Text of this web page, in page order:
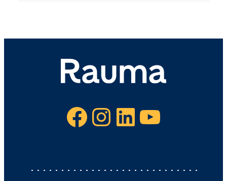
Facebook Instagram LinkedIn YouTube